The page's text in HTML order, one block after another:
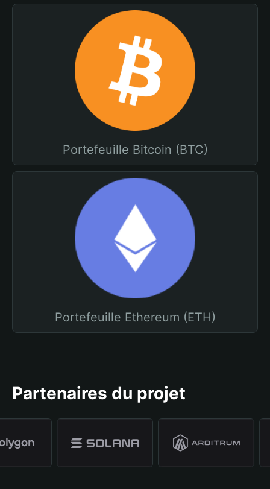
Portefeuille Bitcoin (BTC)
Portefeuille Ethereum (ETH)
Partenaires du projet